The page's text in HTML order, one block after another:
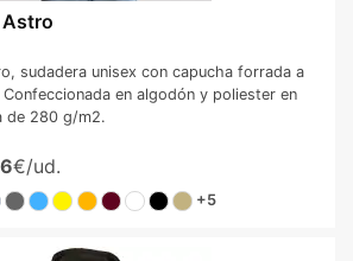
sudadera unisex con capucha forrada a
en algodón y poliester en
de 280 g/m2.
€/ud.
+5